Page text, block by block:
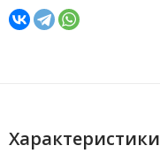
Характеристики